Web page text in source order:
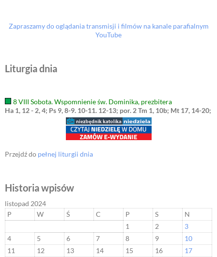
Zapraszamy do oglądania transmisji i filmów na kanale parafialnym
YouTube
Liturgia dnia
8 VIII Sobota. Wspomnienie św. Dominika, prezbitera
Ha 1, 12 - 2, 4; Ps 9, 8-9. 10-11. 12-13; por. 2 Tm 1, 10b; Mt 17, 14-20;
Przejdź do pełnej liturgii dnia
Historia wpisów
listopad 2024
P
W Ś C P S
N
1
2
3
4
5 6 7 8 9
10
11
12 13 14 15 16
17